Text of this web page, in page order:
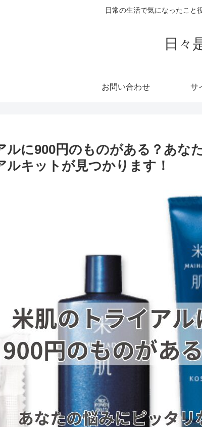
日常の生活で気になったこと
日々
お問い合わせ サ
ルに900円のものがある？あな
ルキットが見つかります！